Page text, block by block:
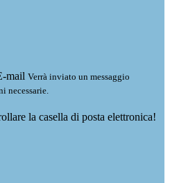
mail Verrà inviato un messaggio
necessarie.
la casella di posta elettronica!